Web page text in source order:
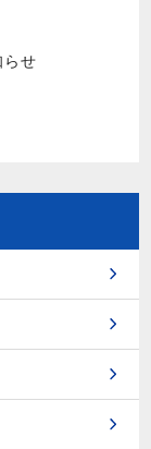
らせ